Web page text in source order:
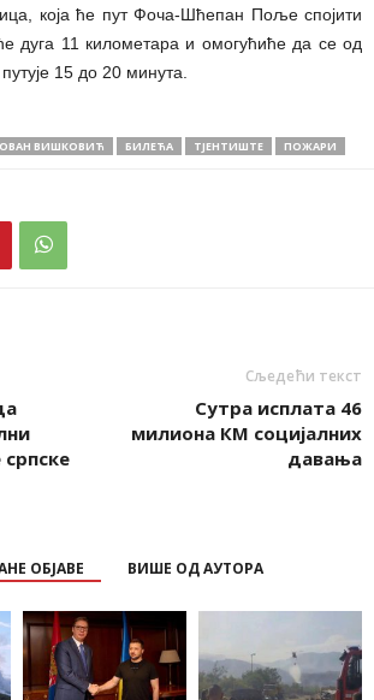
која ће пут Фоча-Шћепан Поље спојити
дуга 11 километара и омогућиће да се од
15 до 20 минута.
ВИШКОВИЋ БИЛЕЋА ТЈЕНТИШТЕ ПОЖАРИ
Сљедећи текст
Сутра исплата 46
милиона КМ социјалних
давања
ОБЈАВЕ ВИШЕ ОД АУТОРА